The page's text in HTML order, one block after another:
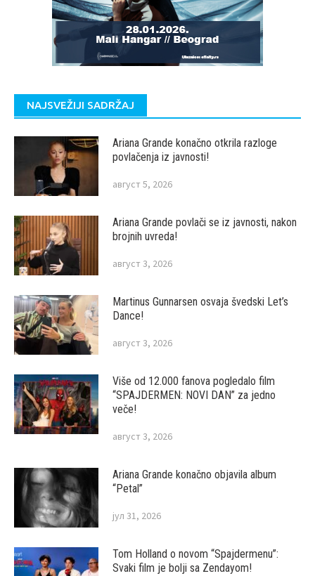
NAJSVEŽIJI SADRŽAJ
Ariana Grande konačno otkrila razloge
povlačenja iz javnosti!
август 5, 2026
Ariana Grande povlači se iz javnosti, nakon
brojnih uvreda!
август 3, 2026
Martinus Gunnarsen osvaja švedski Let’s
Dance!
август 3, 2026
Više od 12.000 fanova pogledalo film
“SPAJDERMEN: NOVI DAN” za jedno
veče!
август 3, 2026
Ariana Grande konačno objavila album
“Petal”
јул 31, 2026
Tom Holland o novom “Spajdermenu”:
Svaki film je bolji sa Zendayom!